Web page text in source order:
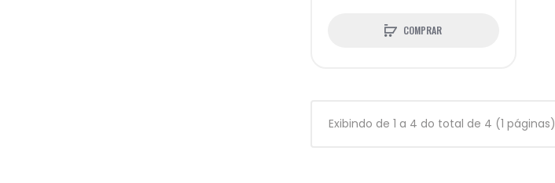
COMPRAR
Exibindo de 1 a 4 do total de 4 (1 páginas)